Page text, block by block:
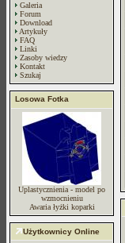
Galeria
Forum
Download
Artykuły
FAQ
Linki
Zasoby wiedzy
Kontakt
Szukaj
Losowa Fotka
Uplastycznienia - model po
wzmocnieniu
Awaria łyżki koparki
Użytkownicy Online